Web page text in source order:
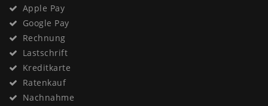
Apple Pay
Google Pay
Rechnung
Lastschrift
Kreditkarte
Ratenkauf
Nachnahme